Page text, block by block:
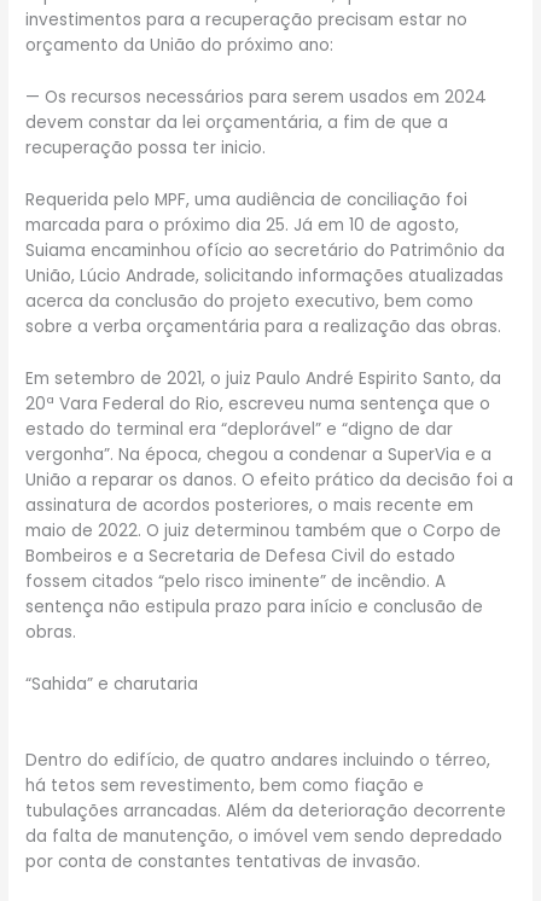
investimentos para a recuperação precisam estar no
orçamento da União do próximo ano:
— Os recursos necessários para serem usados em 2024
devem constar da lei orçamentária, a fim de que a
recuperação possa ter inicio.
Requerida pelo MPF, uma audiência de conciliação foi
marcada para o próximo dia 25. Já em 10 de agosto,
Suiama encaminhou ofício ao secretário do Patrimônio da
União, Lúcio Andrade, solicitando informações atualizadas
acerca da conclusão do projeto executivo, bem como
sobre a verba orçamentária para a realização das obras.
Em setembro de 2021, o juiz Paulo André Espirito Santo, da
20ª Vara Federal do Rio, escreveu numa sentença que o
estado do terminal era “deplorável” e “digno de dar
vergonha”. Na época, chegou a condenar a SuperVia e a
União a reparar os danos. O efeito prático da decisão foi a
assinatura de acordos posteriores, o mais recente em
maio de 2022. O juiz determinou também que o Corpo de
Bombeiros e a Secretaria de Defesa Civil do estado
fossem citados “pelo risco iminente” de incêndio. A
sentença não estipula prazo para início e conclusão de
obras.
“Sahida” e charutaria
Dentro do edifício, de quatro andares incluindo o térreo,
há tetos sem revestimento, bem como fiação e
tubulações arrancadas. Além da deterioração decorrente
da falta de manutenção, o imóvel vem sendo depredado
por conta de constantes tentativas de invasão.